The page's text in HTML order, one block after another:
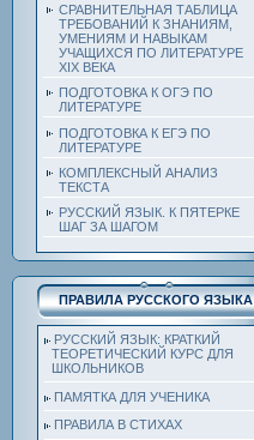
СРАВНИТЕЛЬНАЯ ТАБЛИЦА
ТРЕБОВАНИЙ К ЗНАНИЯМ,
УМЕНИЯМ И НАВЫКАМ
УЧАЩИХСЯ ПО ЛИТЕРАТУРЕ
ХIХ ВЕКА
ПОДГОТОВКА К ОГЭ ПО
ЛИТЕРАТУРЕ
ПОДГОТОВКА К ЕГЭ ПО
ЛИТЕРАТУРЕ
КОМПЛЕКСНЫЙ АНАЛИЗ
ТЕКСТА
РУССКИЙ ЯЗЫК. К ПЯТЕРКЕ
ШАГ ЗА ШАГОМ
ПРАВИЛА РУССКОГО ЯЗЫКА
РУССКИЙ ЯЗЫК: КРАТКИЙ
ТЕОРЕТИЧЕСКИЙ КУРС ДЛЯ
ШКОЛЬНИКОВ
ПАМЯТКА ДЛЯ УЧЕНИКА
ПРАВИЛА В СТИХАХ